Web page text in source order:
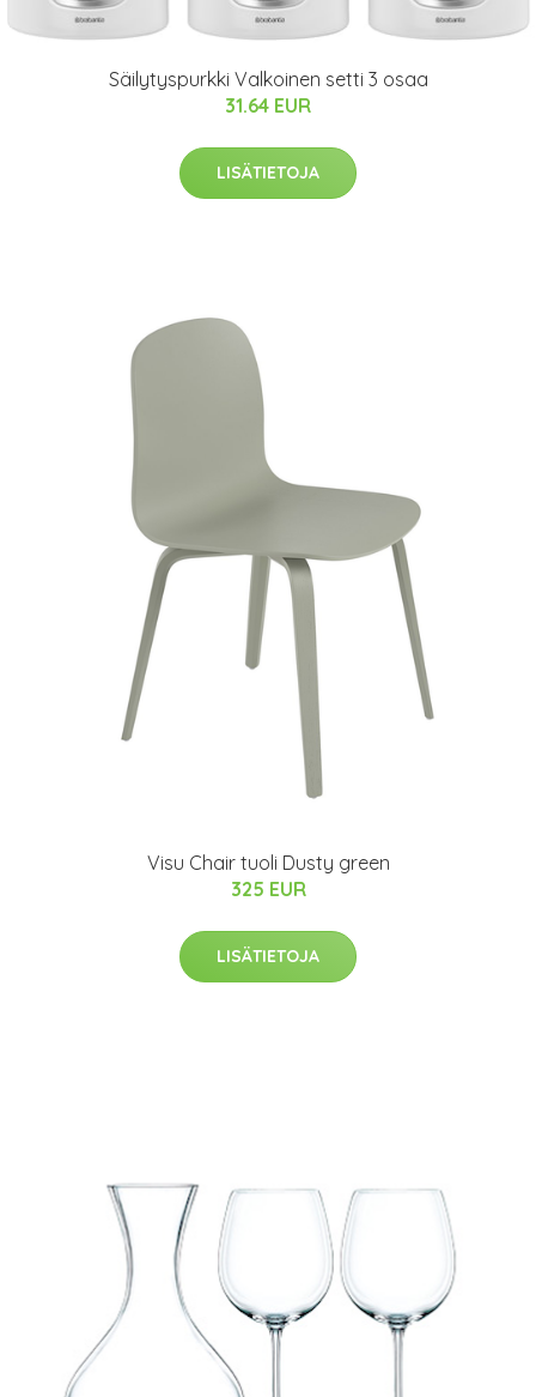
Säilytyspurkki Valkoinen setti 3 osaa
31.64 EUR
LISÄTIETOJA
Visu Chair tuoli Dusty green
325 EUR
LISÄTIETOJA